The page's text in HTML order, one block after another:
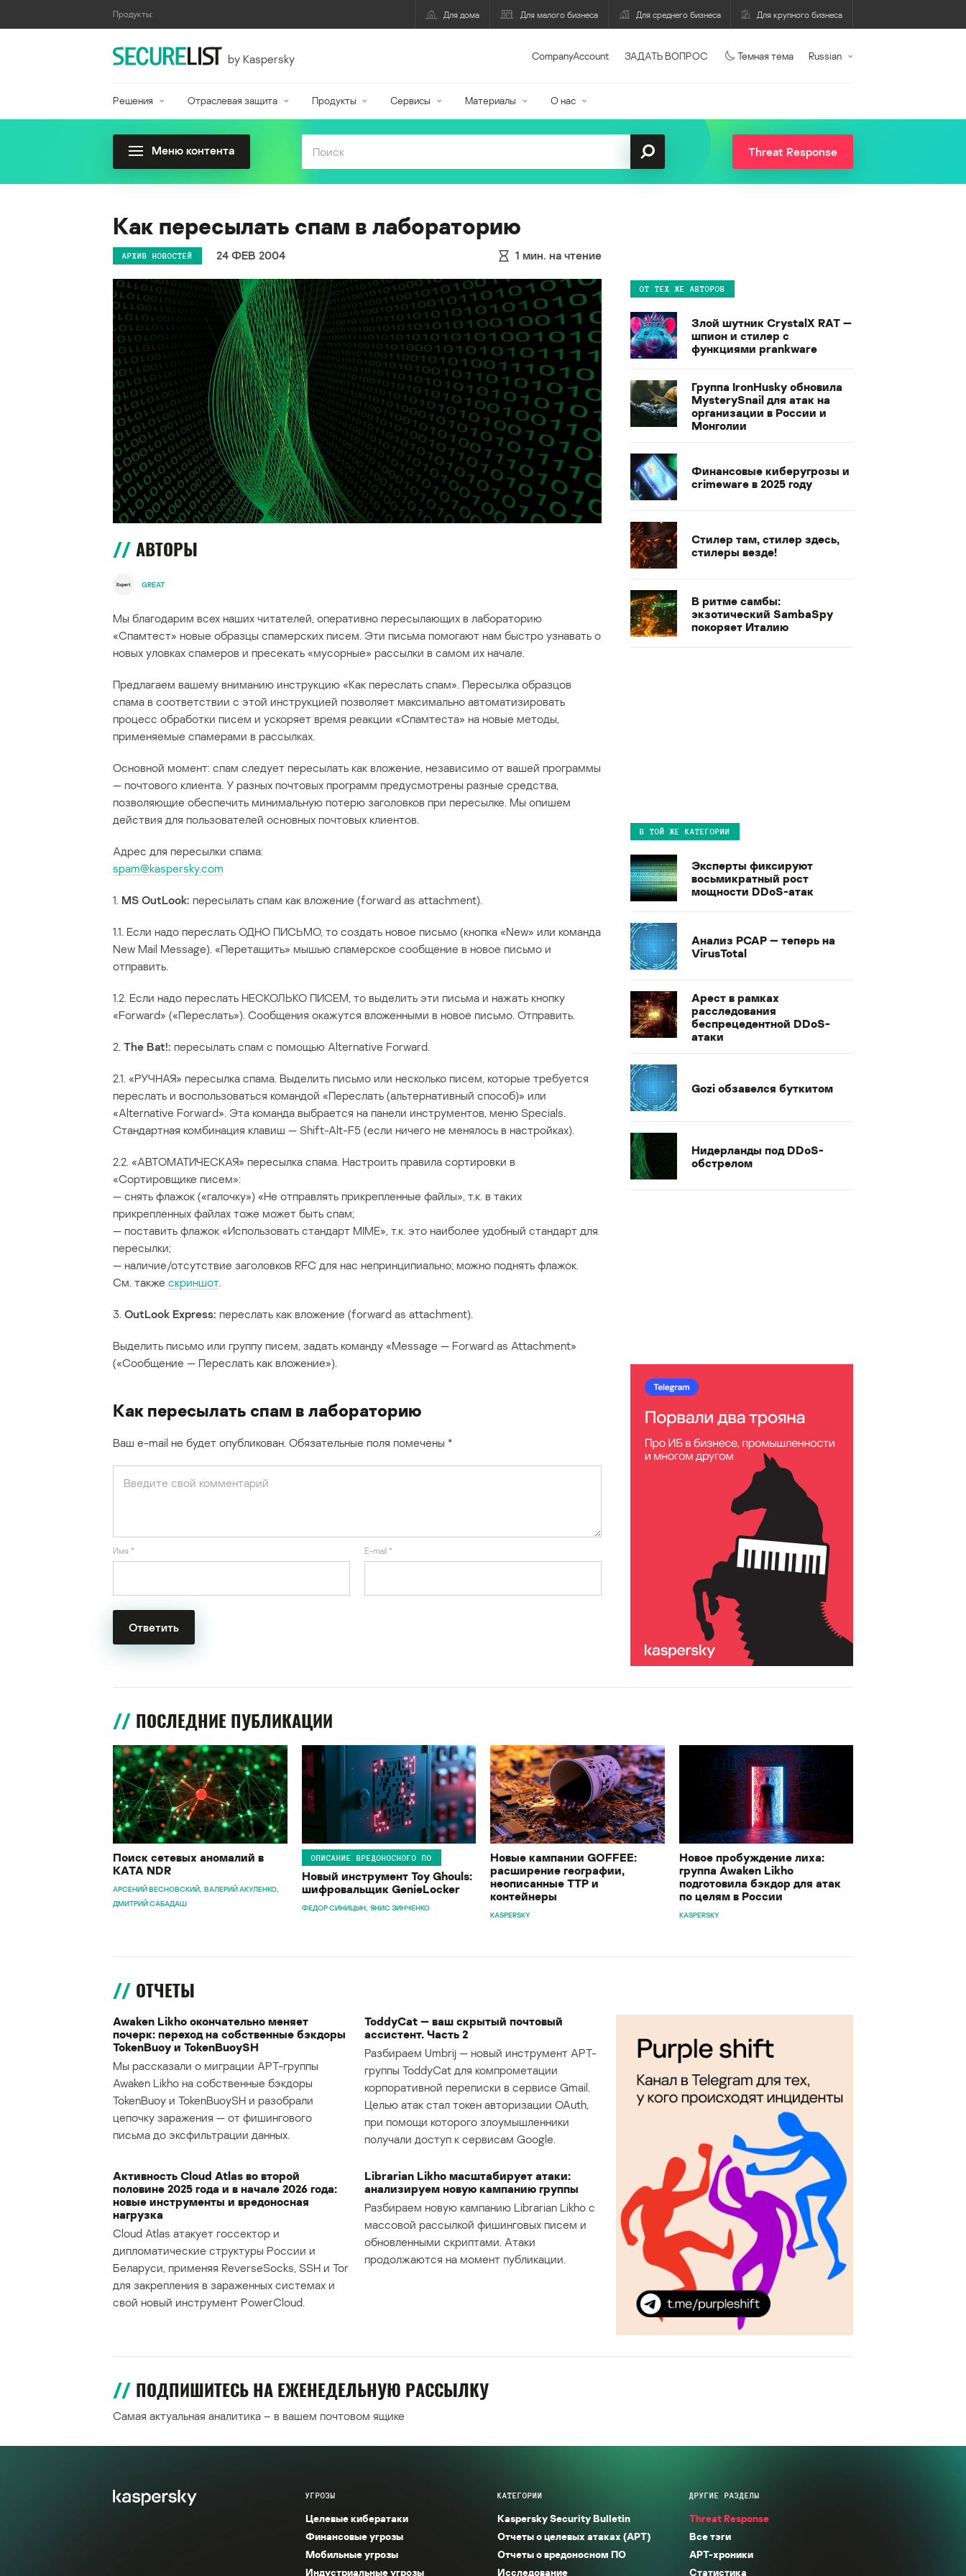
Продукты: Для дома Для малого бизнеса Для среднего бизнеса Для крупного бизнеса
by Kaspersky CompanyAccount ЗАДАТЬ ВОПРОС Темная тема Russian
Решения Отраслевая защита Продукты Сервисы Материалы О нас
Меню контента Threat Response
Как пересылать спам в лабораторию
АРХИВ НОВОСТЕЙ 24 ФЕВ 2004 1 мин. на чтение
АВТОРЫ
GREAT
Мы благодарим всех наших читателей, оперативно пересылающих в лабораторию
«Спамтест» новые образцы спамерских писем. Эти письма помогают нам быстро узнавать о
новых уловках спамеров и пресекать «мусорные» рассылки в самом их начале.
Предлагаем вашему вниманию инструкцию «Как переслать спам». Пересылка образцов
спама в соответствии с этой инструкцией позволяет максимально автоматизировать
процесс обработки писем и ускоряет время реакции «Спамтеста» на новые методы,
применяемые спамерами в рассылках.
Основной момент: спам следует пересылать как вложение, независимо от вашей программы
— почтового клиента. У разных почтовых программ предусмотрены разные средства,
позволяющие обеспечить минимальную потерю заголовков при пересылке. Мы опишем
действия для пользователей основных почтовых клиентов.
Адрес для пересылки спама:
spam@kaspersky.com
1. MS OutLook: пересылать спам как вложение (forward as attachment).
1.1. Если надо переслать ОДНО ПИСЬМО, то создать новое письмо (кнопка «New» или команда
New Mail Message). «Перетащить» мышью спамерское сообщение в новое письмо и
отправить.
1.2. Если надо переслать НЕСКОЛЬКО ПИСЕМ, то выделить эти письма и нажать кнопку
«Forward» («Переслать»). Сообщения окажутся вложенными в новое письмо. Отправить.
2. The Bat!: пересылать спам с помощью Alternative Forward.
2.1. «РУЧНАЯ» пересылка спама. Выделить письмо или несколько писем, которые требуется
переслать и воспользоваться командой «Переслать (альтернативный способ)» или
«Alternative Forward». Эта команда выбрается на панели инструментов, меню Specials.
Стандартная комбинация клавиш — Shift-Alt-F5 (если ничего не менялось в настройках).
2.2. «АВТОМАТИЧЕСКАЯ» пересылка спама. Настроить правила сортировки в
«Сортировщике писем»:
— снять флажок («галочку») «Не отправлять прикрепленные файлы», т.к. в таких
прикрепленных файлах тоже может быть спам;
— поставить флажок «Использовать стандарт MIME», т.к. это наиболее удобный стандарт для
пересылки;
— наличие/отсутствие заголовков RFC для нас непринципиально; можно поднять флажок.
См. также скриншот.
3. OutLook Express: переслать как вложение (forward as attachment).
Выделить письмо или группу писем, задать команду «Message — Forward as Attachment»
(«Сообщение — Переслать как вложение»).
Как пересылать спам в лабораторию
Ваш e-mail не будет опубликован. Обязательные поля помечены *
Имя * E-mail *
ОТ ТЕХ ЖЕ АВТОРОВ
Злой шутник CrystalX RAT —
шпион и стилер с
функциями prankware
Группа IronHusky обновила
MysterySnail для атак на
организации в России и
Монголии
Финансовые киберугрозы и
crimeware в 2025 году
Стилер там, стилер здесь,
стилеры везде!
В ритме самбы:
экзотический SambaSpy
покоряет Италию
В ТОЙ ЖЕ КАТЕГОРИИ
Эксперты фиксируют
восьмикратный рост
мощности DDoS-атак
Анализ PCAP — теперь на
VirusTotal
Арест в рамках
расследования
беспрецедентной DDoS-
атаки
Gozi обзавелся буткитом
Нидерланды под DDoS-
обстрелом
ПОСЛЕДНИЕ ПУБЛИКАЦИИ
Поиск сетевых аномалий в
KATA NDR
АРСЕНИЙ ВЕСНОВСКИЙ ВАЛЕРИЙ АКУЛЕНКО
ДМИТРИЙ САБАДАШ
ОПИСАНИЕ ВРЕДОНОСНОГО ПО
Новый инструмент Toy Ghouls:
шифровальщик GenieLocker
ФЕДОР СИНИЦЫН ЯНИС ЗИНЧЕНКО
Новые кампании GOFFEE:
расширение географии,
неописанные TTP и
контейнеры
KASPERSKY
Новое пробуждение лиха:
группа Awaken Likho
подготовила бэкдор для атак
по целям в России
KASPERSKY
ОТЧЕТЫ
Awaken Likho окончательно меняет
почерк: переход на собственные бэкдоры
TokenBuoy и TokenBuoySH
Мы рассказали о миграции APT-группы
Awaken Likho на собственные бэкдоры
TokenBuoy и TokenBuoySH и разобрали
цепочку заражения — от фишингового
письма до эксфильтрации данных.
ToddyCat — ваш скрытый почтовый
ассистент. Часть 2
Разбираем Umbrij — новый инструмент APT-
группы ToddyCat для компрометации
корпоративной переписки в сервисе Gmail.
Целью атак стал токен авторизации OAuth,
при помощи которого злоумышленники
получали доступ к сервисам Google.
Активность Cloud Atlas во второй
половине 2025 года и в начале 2026 года:
новые инструменты и вредоносная
нагрузка
Cloud Atlas атакует госсектор и
дипломатические структуры России и
Беларуси, применяя ReverseSocks, SSH и Tor
для закрепления в зараженных системах и
свой новый инструмент PowerCloud.
Librarian Likho масштабирует атаки:
анализируем новую кампанию группы
Разбираем новую кампанию Librarian Likho с
массовой рассылкой фишинговых писем и
обновленными скриптами. Атаки
продолжаются на момент публикации.
ПОДПИШИТЕСЬ НА ЕЖЕНЕДЕЛЬНУЮ РАССЫЛКУ
Самая актуальная аналитика – в вашем почтовом ящике
УГРОЗЫ
Целевые кибератаки
Финансовые угрозы
Мобильные угрозы
Индустриальные угрозы
КАТЕГОРИИ
Kaspersky Security Bulletin
Отчеты о целевых атаках (APT)
Отчеты о вредоносном ПО
Исследование
ДРУГИЕ РАЗДЕЛЫ
Threat Response
Все тэги
APT-хроники
Статистика